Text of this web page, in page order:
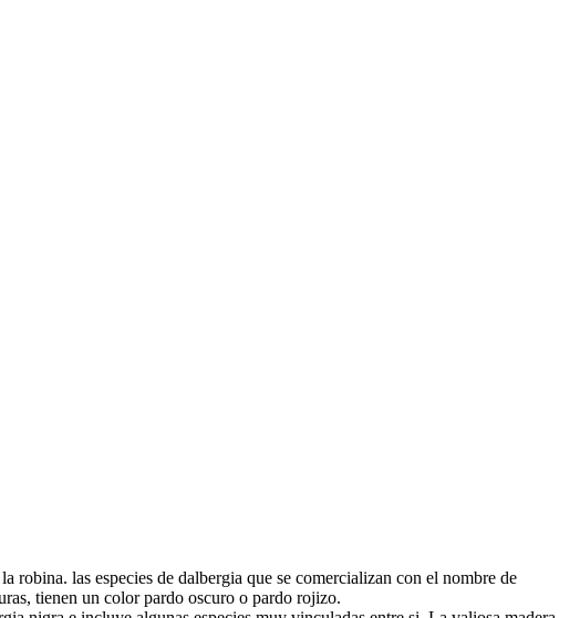
robina. las especies de dalbergia que se comercializan con el nombre de
tienen un color pardo oscuro o pardo rojizo.